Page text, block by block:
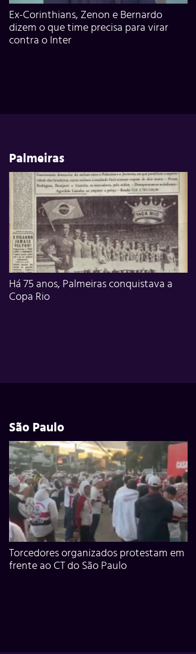
Ex-Corinthians, Zenon e Bernardo
dizem o que time precisa para virar
contra o Inter
Palmeiras
Há 75 anos, Palmeiras conquistava a
Copa Rio
São Paulo
Torcedores organizados protestam em
frente ao CT do São Paulo